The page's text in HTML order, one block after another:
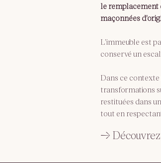
→
le remplacement
maçonnées
L'immeuble est
conservé un
Dans ce
transformations
restituées dans
tout en